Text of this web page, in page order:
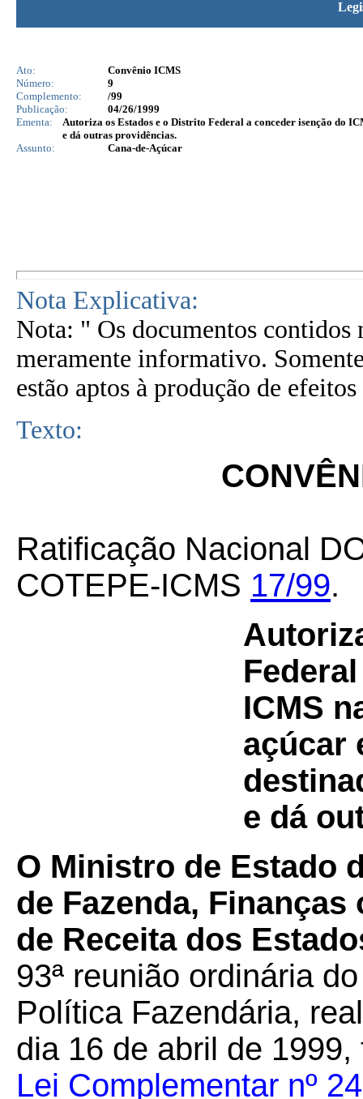
Ato:
Convênio ICMS
Número:
9
Complemento:
/99
Publicação:
04/26/1999
Ementa:
Autoriza os Estados e o Distrito Federal a conceder isenção do
e dá outras providências.
Assunto:
Cana-de-Açúcar
Nota Explicativa:
Nota: " Os documentos contidos
meramente informativo.
estão aptos à produção de
Texto:
Ratificação Nacional
COTEPE-ICMS 17/99.
ICMS
açúcar
e dá
O Ministro de Estado
de Fazenda,
de Receita dos
93ª reunião ordinária
Política Fazendária,
dia 16 de abril de
Lei Complementar nº 24